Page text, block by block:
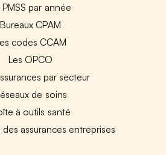
PMSS par année
Bureaux CPAM
codes CCAM
Les OPCO
par secteur
de soins
à outils santé
des assurances entreprises